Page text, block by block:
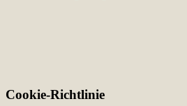
Cookie-Richtlinie